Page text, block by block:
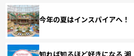
今年の夏はインスパイアへ！
知れば知るほど好きになる 湘